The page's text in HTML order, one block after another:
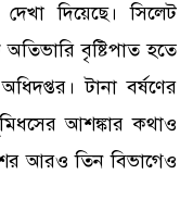
দিয়েছে। সিলেট
বৃষ্টিপাত হতে
টানা বর্ষণের
আশঙ্কার কথাও
আরও তিন বিভাগেও